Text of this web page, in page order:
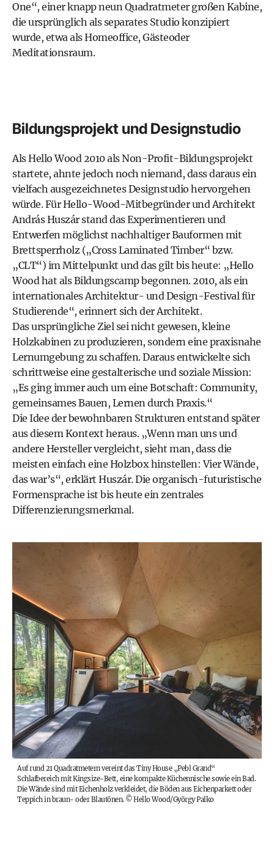
One“, einer knapp neun Quadratmeter großen Kabine,
die ursprünglich als separates Studio konzipiert
wurde, etwa als Homeoffice, Gästeoder
Meditationsraum.
Bildungsprojekt und Designstudio
Als Hello Wood 2010 als Non-Profit-Bildungsprojekt
startete, ahnte jedoch noch niemand, dass daraus ein
vielfach ausgezeichnetes Designstudio hervorgehen
würde. Für Hello-Wood-Mitbegründer und Architekt
András Huszár stand das Experimentieren und
Entwerfen möglichst nachhaltiger Bauformen mit
Brettsperrholz („Cross Laminated Timber“ bzw.
„CLT“) im Mittelpunkt und das gilt bis heute: „Hello
Wood hat als Bildungscamp begonnen. 2010, als ein
internationales Architektur- und Design-Festival für
Studierende“, erinnert sich der Architekt.
Das ursprüngliche Ziel sei nicht gewesen, kleine
Holzkabinen zu produzieren, sondern eine praxisnahe
Lernumgebung zu schaffen. Daraus entwickelte sich
schrittweise eine gestalterische und soziale Mission:
„Es ging immer auch um eine Botschaft: Community,
gemeinsames Bauen, Lernen durch Praxis.“
Die Idee der bewohnbaren Strukturen entstand später
aus diesem Kontext heraus. „Wenn man uns und
andere Hersteller vergleicht, sieht man, dass die
meisten einfach eine Holzbox hinstellen: Vier Wände,
das war’s“, erklärt Huszár. Die organisch-futuristische
Formensprache ist bis heute ein zentrales
Differenzierungsmerkmal.
Auf rund 21 Quadratmetern vereint das Tiny House „Pebl Grand“
Schlafbereich mit Kingsize-Bett, eine kompakte Küchennische sowie ein Bad.
Die Wände sind mit Eichenholz verkleidet, die Böden aus Eichenparkett oder
Teppich in braun- oder Blautönen. ©Hello Wood/György Palko